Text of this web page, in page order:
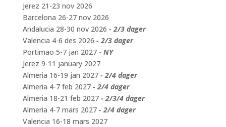
Jerez 21-23 nov 2026
Barcelona 26-27 nov 2026
Andalucia 28-30 nov 2026 - 2/3 dager
Valencia 4-6 des 2026 - 2/3 dager
Portimao 5-7 jan 2027 - NY
Jerez 9-11 january 2027
Almeria 16-19 jan 2027 - 2/4 dager
Almeria 4-7 feb 2027 - 2/4 dager
Almeria 18-21 feb 2027 - 2/3/4 dager
Almeria 4-7 mars 2027 - 2/4 dager
Valencia 16-18 mars 2027